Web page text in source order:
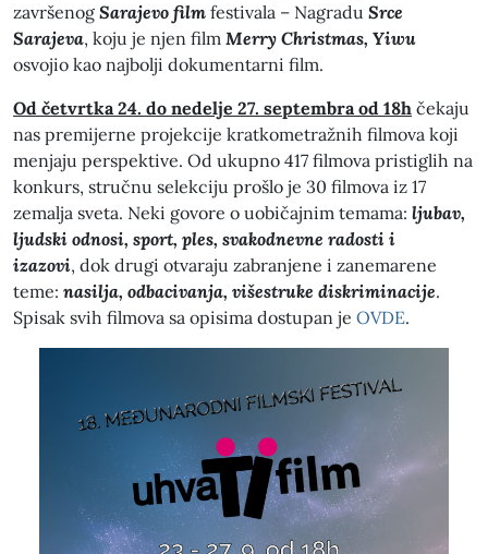
završenog Sarajevo film festivala – Nagradu Srce
Sarajeva, koju je njen film Merry Christmas, Yiwu
osvojio kao najbolji dokumentarni film.
Od četvrtka 24. do nedelje 27. septembra od 18h čekaju
nas premijerne projekcije kratkometražnih filmova koji
menjaju perspektive. Od ukupno 417 filmova pristiglih na
konkurs, stručnu selekciju prošlo je 30 filmova iz 17
zemalja sveta. Neki govore o uobičajnim temama: ljubav,
ljudski odnosi, sport, ples, svakodnevne radosti i
izazovi, dok drugi otvaraju zabranjene i zanemarene
teme: nasilja, odbacivanja, višestruke diskriminacije.
Spisak svih filmova sa opisima dostupan je OVDE.